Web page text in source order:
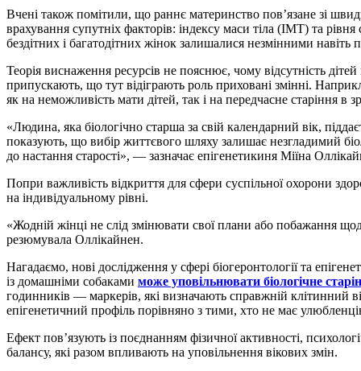
Вчені також помітили, що раннє материнство пов’язане зі
врахування супутніх факторів: індексу маси тіла (ІМТ) та
бездітних і багатодітних жінок залишалися незмінними навіть
Теорія виснаження ресурсів не пояснює, чому відсутність
припускають, що тут відіграють роль приховані змінні.
як на неможливість мати дітей, так і на передчасне старіння в
«Людина, яка біологічно старша за свій календарний вік,
показують, що вибір життєвого шляху залишає незгладимий
до настання старості», — зазначає епігенетикиня Міїна
Попри важливість відкриття для сфери суспільної охорони
на індивідуальному рівні.
«Жодній жінці не слід змінювати свої плани або побажання
резюмувала Оллікайнен.
Нагадаємо, нові дослідження у сфері біогеронтології та
із домашніми собаками може уповільнювати біологічне
годинників — маркерів, які визначають справжній
епігенетичний профіль порівняно з тими, хто не має
Ефект пов’язують із поєднанням фізичної активності,
балансу, які разом впливають на уповільнення вікових змін.